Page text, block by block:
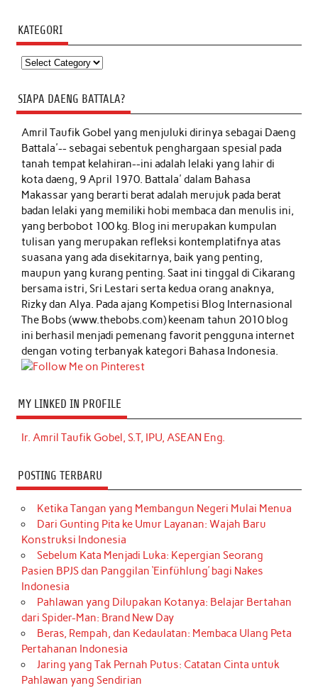
KATEGORI
Kategori
SIAPA DAENG BATTALA?
Amril Taufik Gobelyang menjuluki dirinya sebagai Daeng
Battala'-- sebagai sebentuk penghargaan spesial pada
tanah tempat kelahiran--ini adalah lelaki yang lahir di
kota daeng, 9 April 1970. Battala' dalam Bahasa
Makassar yang berarti berat adalah merujuk pada berat
badan lelaki yang memiliki hobi membaca dan menulis ini,
yang berbobot 100 kg. Blog ini merupakan kumpulan
tulisan yang merupakan refleksi kontemplatifnya atas
suasana yang ada disekitarnya, baik yang penting,
maupun yang kurang penting. Saat ini tinggal di Cikarang
bersama istri, Sri Lestari serta kedua orang anaknya,
Rizky dan Alya. Pada ajang Kompetisi Blog Internasional
The Bobs (www.thebobs.com) keenam tahun 2010 blog
ini berhasil menjadi pemenang favorit pengguna internet
dengan voting terbanyak kategori Bahasa Indonesia.
MY LINKED IN PROFILE
Ir. Amril Taufik Gobel, S.T, IPU, ASEAN Eng.
POSTING TERBARU
Ketika Tangan yang Membangun Negeri Mulai Menua
Dari Gunting Pita ke Umur Layanan: Wajah Baru
Konstruksi Indonesia
Sebelum Kata Menjadi Luka: Kepergian Seorang
Pasien BPJS dan Panggilan ‘Einfühlung’ bagi Nakes
Indonesia
Pahlawan yang Dilupakan Kotanya: Belajar Bertahan
dari Spider-Man: Brand New Day
Beras, Rempah, dan Kedaulatan: Membaca Ulang Peta
Pertahanan Indonesia
Jaring yang Tak Pernah Putus: Catatan Cinta untuk
Pahlawan yang Sendirian